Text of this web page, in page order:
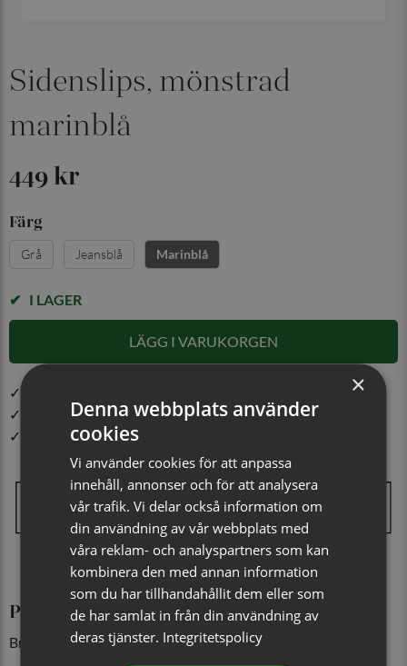
Sidenslips, mönstrad
marinblå
449 kr
Färg
Grå Jeansblå Marinblå
I LAGER
LÄGG I VARUKORGEN
✓ Öppet köp i 30 dagar ✓ Fri frakt från 499 kr
✓ Din beställning skickas inom 1-2 vardagar
✓ Snabb leverans från vårt lager i Jönköping
Produktinformation
Bredd: 7 cm
×
Denna webbplats använder
cookies
Vi använder cookies för att anpassa
innehåll, annonser och för att analysera
vår trafik. Vi delar också information om
din användning av vår webbplats med
våra reklam- och analyspartners som kan
kombinera den med annan information
som du har tillhandahållit dem eller som
de har samlat in från din användning av
deras tjänster. Integritetspolicy